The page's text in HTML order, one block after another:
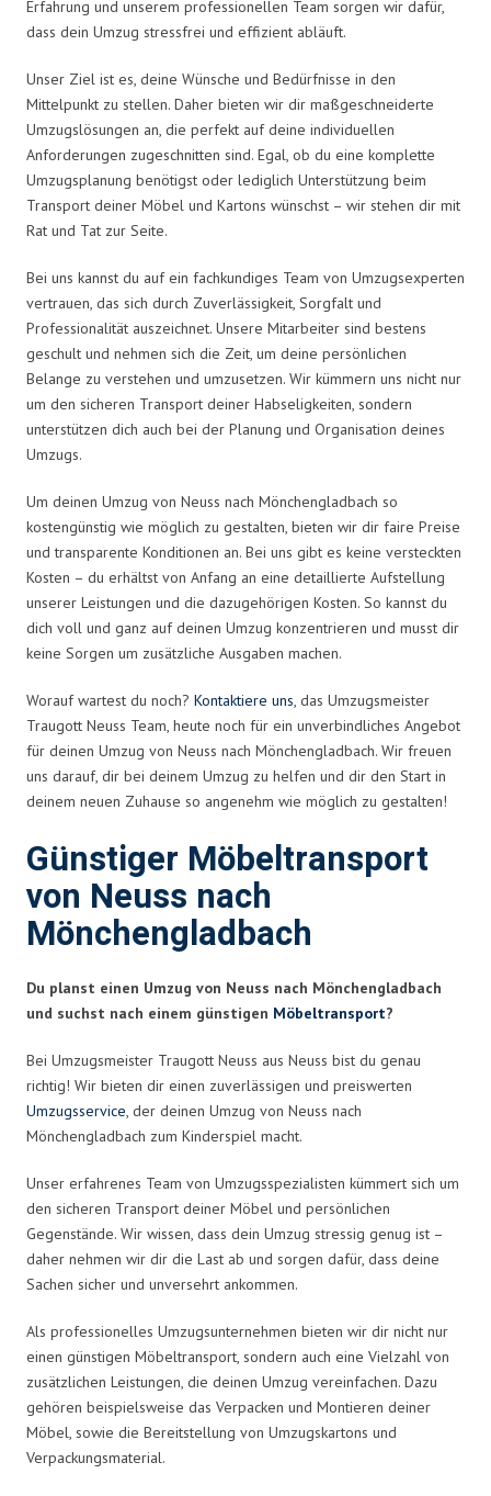
Erfahrung und unserem professionellen Team sorgen wir dafür,
dass dein Umzug stressfrei und effizient abläuft.
Unser Ziel ist es, deine Wünsche und Bedürfnisse in den
Mittelpunkt zu stellen. Daher bieten wir dir maßgeschneiderte
Umzugslösungen an, die perfekt auf deine individuellen
Anforderungen zugeschnitten sind. Egal, ob du eine komplette
Umzugsplanung benötigst oder lediglich Unterstützung beim
Transport deiner Möbel und Kartons wünschst – wir stehen dir mit
Rat und Tat zur Seite.
Bei uns kannst du auf ein fachkundiges Team von Umzugsexperten
vertrauen, das sich durch Zuverlässigkeit, Sorgfalt und
Professionalität auszeichnet. Unsere Mitarbeiter sind bestens
geschult und nehmen sich die Zeit, um deine persönlichen
Belange zu verstehen und umzusetzen. Wir kümmern uns nicht nur
um den sicheren Transport deiner Habseligkeiten, sondern
unterstützen dich auch bei der Planung und Organisation deines
Umzugs.
Um deinen Umzug von Neuss nach Mönchengladbach so
kostengünstig wie möglich zu gestalten, bieten wir dir faire Preise
und transparente Konditionen an. Bei uns gibt es keine versteckten
Kosten – du erhältst von Anfang an eine detaillierte Aufstellung
unserer Leistungen und die dazugehörigen Kosten. So kannst du
dich voll und ganz auf deinen Umzug konzentrieren und musst dir
keine Sorgen um zusätzliche Ausgaben machen.
Worauf wartest du noch? Kontaktiere uns, das Umzugsmeister
Traugott Neuss Team, heute noch für ein unverbindliches Angebot
für deinen Umzug von Neuss nach Mönchengladbach. Wir freuen
uns darauf, dir bei deinem Umzug zu helfen und dir den Start in
deinem neuen Zuhause so angenehm wie möglich zu gestalten!
Günstiger Möbeltransport
von Neuss nach
Mönchengladbach
Du planst einen Umzug von Neuss nach Mönchengladbach
und suchst nach einem günstigen Möbeltransport?
Bei Umzugsmeister Traugott Neuss aus Neuss bist du genau
richtig! Wir bieten dir einen zuverlässigen und preiswerten
Umzugsservice, der deinen Umzug von Neuss nach
Mönchengladbach zum Kinderspiel macht.
Unser erfahrenes Team von Umzugsspezialisten kümmert sich um
den sicheren Transport deiner Möbel und persönlichen
Gegenstände. Wir wissen, dass dein Umzug stressig genug ist –
daher nehmen wir dir die Last ab und sorgen dafür, dass deine
Sachen sicher und unversehrt ankommen.
Als professionelles Umzugsunternehmen bieten wir dir nicht nur
einen günstigen Möbeltransport, sondern auch eine Vielzahl von
zusätzlichen Leistungen, die deinen Umzug vereinfachen. Dazu
gehören beispielsweise das Verpacken und Montieren deiner
Möbel, sowie die Bereitstellung von Umzugskartons und
Verpackungsmaterial.